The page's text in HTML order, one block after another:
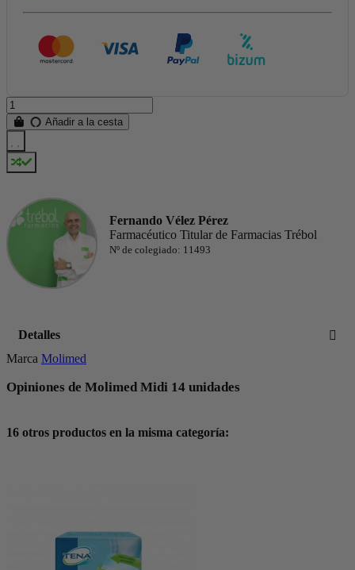
Añadir a la cesta
Fernando Vélez Pérez
Farmacéutico Titular de Farmacias Trébol
Nº de colegiado: 11493
Detalles
Marca Molimed
Opiniones de Molimed Midi 14 unidades
16 otros productos en la misma categoría: